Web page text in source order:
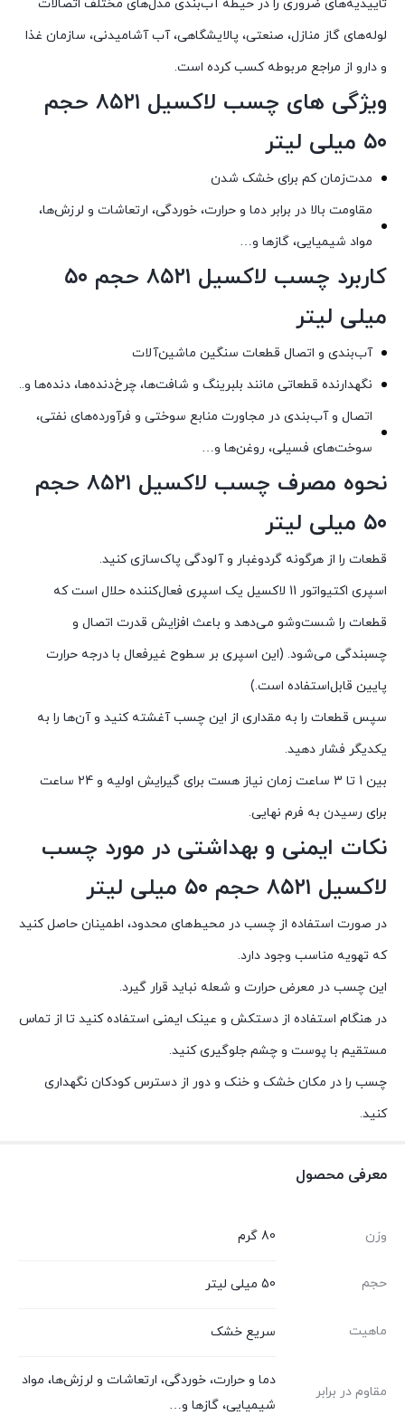
تأییدیه‌های ضروری را در حیطه آب‌بندی مدل‌های مختلف اتصالات
لوله‌های گاز منازل، صنعتی، پالایشگاهی، آب آشامیدنی، سازمان غذا
و دارو از مراجع مربوطه کسب کرده است.
ویژگی های چسب لاکسیل ۸۵۲۱ حجم
۵۰ میلی لیتر
مدت‌زمان کم برای خشک ‌‎‌شدن
مقاومت بالا در برابر دما و حرارت، خوردگی، ارتعاشات و لرزش‌ها،
مواد شیمیایی، گازها و…
کاربرد چسب لاکسیل ۸۵۲۱ حجم ۵۰
میلی لیتر
آب‌بندی و اتصال قطعات سنگین ماشین‌آلات
نگهدارنده قطعاتی مانند بلبرینگ و شافت‌ها، چرخ‌دنده‌ها، دنده‌ها و..
اتصال و آب‌بندی در مجاورت منابع سوختی و فرآورده‌های نفتی،
سوخت‌های فسیلی، روغن‌ها و…
نحوه مصرف چسب لاکسیل ۸۵۲۱ حجم
۵۰ میلی لیتر
قطعات را از هرگونه گردوغبار و آلودگی پاک‌سازی کنید.
اسپری اکتیواتور 11 لاکسیل یک اسپری فعال‌کننده حلال است که
قطعات را شست‌وشو می‌دهد و باعث افزایش قدرت اتصال و
چسبندگی می‌شود. (این اسپری بر سطوح غیرفعال با درجه حرارت
پایین قابل‌استفاده است.)
سپس قطعات را به مقداری از این چسب آغشته کنید و آن‌ها را به
یکدیگر فشار دهید.
بین 1 تا 3 ساعت زمان نیاز هست برای گیرایش اولیه و 24 ساعت
برای رسیدن به فرم نهایی.
نکات ایمنی و بهداشتی در مورد چسب
لاکسیل ۸۵۲۱ حجم ۵۰ میلی لیتر
در صورت استفاده از چسب در محیط‌های محدود، اطمینان حاصل کنید
که تهویه مناسب وجود دارد.
این چسب در معرض حرارت و شعله نباید قرار گیرد.
در هنگام استفاده از دستکش و عینک ایمنی استفاده کنید تا از تماس
مستقیم با پوست و چشم جلوگیری کنید.
چسب را در مکان خشک و خنک و دور از دسترس کودکان نگهداری
کنید.
معرفی محصول
وزن 80 گرم
حجم 50 میلی لیتر
ماهیت سریع خشک
مقاوم در برابر
دما و حرارت، خوردگی، ارتعاشات و لرزش‌ها، مواد
شیمیایی، گازها و…